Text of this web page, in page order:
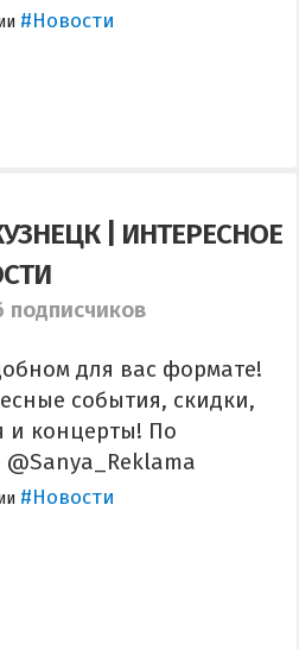
#Новости
| ИНТЕРЕСНОЕ
подписчиков
для вас формате!
события, скидки,
и концерты! По
#Новости